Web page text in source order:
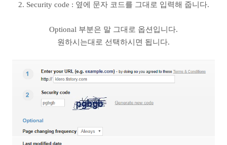
2. Security code : 옆에 문자 코드를 그대로 입력해 줍니다.
Optional 부분은 말 그대로 옵션입니다.
원하시는대로 선택하시면 됩니다.